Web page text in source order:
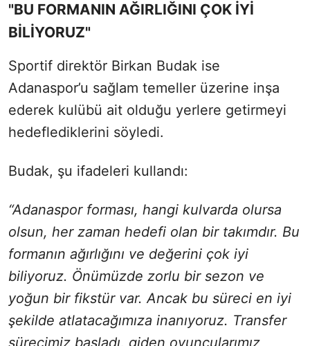
"BU FORMANIN AĞIRLIĞINI ÇOK İYİ
BİLİYORUZ"
Sportif direktör Birkan Budak ise
Adanaspor’u sağlam temeller üzerine inşa
ederek kulübü ait olduğu yerlere getirmeyi
hedeflediklerini söyledi.
Budak, şu ifadeleri kullandı:
“Adanaspor forması, hangi kulvarda olursa
olsun, her zaman hedefi olan bir takımdır. Bu
formanın ağırlığını ve değerini çok iyi
biliyoruz. Önümüzde zorlu bir sezon ve
yoğun bir fikstür var. Ancak bu süreci en iyi
şekilde atlatacağımıza inanıyoruz. Transfer